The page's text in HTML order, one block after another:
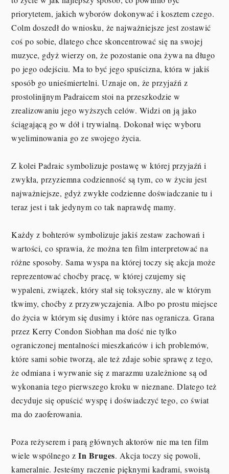
priorytetem, jakich wyborów dokonywać i kosztem czego.
Colm doszedł do wniosku, że najważniejsze jest zostawić
coś po sobie, dlatego chce skoncentrować się na swojej
muzyce, gdyż wierzy on, że pozostanie ona żywa na długo
po jego odejściu. Ma to być jego spuścizna, która w jakiś
sposób go unieśmiertelni. Uznaje on, że przyjaźń z
prostolinijnym Padraicem stoi na przeszkodzie w
zrealizowaniu jego wyższych celów. Widzi on ją jako
ściągającą go w dół i trywialną. Dokonał więc wyboru
wyeliminowania go ze swojego życia.
Z kolei Padraic symbolizuje postawę w której przyjaźń i
zwykła, przyziemna codzienność są tym, co w życiu jest
najważniejsze, gdyż zwykłe codzienne doświadczanie tu i
teraz jest i tak jedynym co tak naprawdę mamy.
Każdy z bohterów symbolizuje jakiś zestaw zachowań i
wartości, co sprawia, że można ten film interpretować na
różne sposoby. Sama wyspa na której toczy się akcja może
reprezentować choćby pracę, w której czujemy się
wypaleni, związek, który stał się toksyczny, ale w którym
tkwimy, choćby z przyzwyczajenia. Albo po prostu miejsce
do życia w którym się dusimy i które nas ogranicza. Grana
przez Kerry Condon Siobhan ma dość nie tylko
ograniczonej mentalności mieszkańców i ich problemów,
które sami sobie tworzą, ale też zdaje sobie sprawę z tego,
że odmiana i wyrwanie się z marazmu uzależnione są od
wykonania tego pierwszego kroku w nieznane. Dlatego też
decyduje się opuścić wyspę i doświadczyć tego, co świat
ma do zaoferowania.
Poza reżyserem i parą głównych aktorów nie ma ten film
wiele wspólnego zIn Bruges. Akcja toczy się powoli,
kameralnie. Jesteśmy raczenie pięknymi kadrami, swoistą